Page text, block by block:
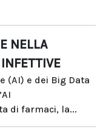
NELLA
(AI) e dei Big Data
di farmaci, la...